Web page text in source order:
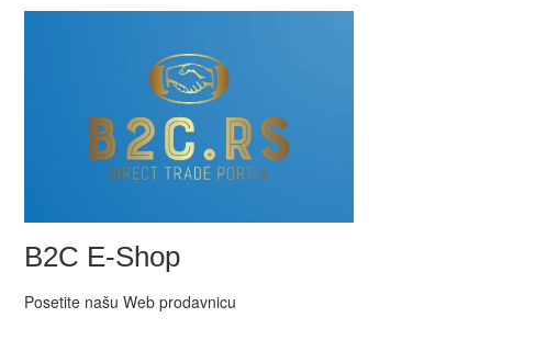
B2C E-Shop
Posetite našu Web prodavnicu